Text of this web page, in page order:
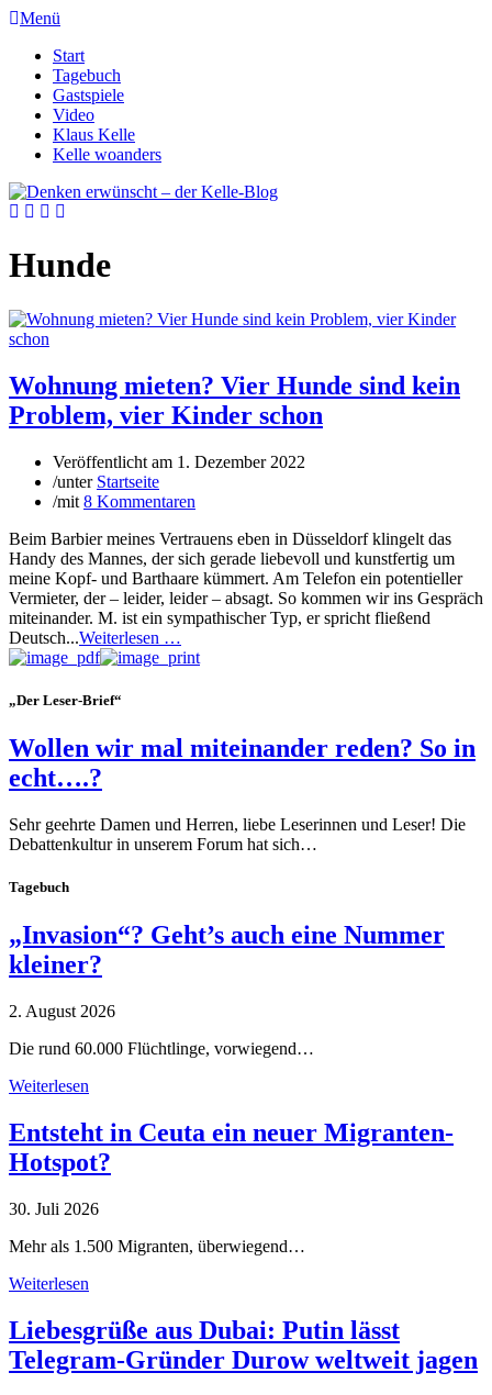
Menü
Start
Tagebuch
Gastspiele
Video
Klaus Kelle
Kelle woanders
Hunde
Wohnung mieten? Vier Hunde sind kein
Problem, vier Kinder schon
Veröffentlicht am 1. Dezember 2022
/unter Startseite
/mit 8 Kommentaren
Beim Barbier meines Vertrauens eben in Düsseldorf klingelt das
Handy des Mannes, der sich gerade liebevoll und kunstfertig um
meine Kopf- und Barthaare kümmert. Am Telefon ein potentieller
Vermieter, der – leider, leider – absagt. So kommen wir ins Gespräch
miteinander. M. ist ein sympathischer Typ, er spricht fließend
Deutsch...Weiterlesen …
„Der Leser-Brief“
Wollen wir mal miteinander reden? So in
echt….?
Sehr geehrte Damen und Herren, liebe Leserinnen und Leser! Die
Debattenkultur in unserem Forum hat sich…
Tagebuch
„Invasion“? Geht’s auch eine Nummer
kleiner?
2. August 2026
Die rund 60.000 Flüchtlinge, vorwiegend…
Weiterlesen
Entsteht in Ceuta ein neuer Migranten-
Hotspot?
30. Juli 2026
Mehr als 1.500 Migranten, überwiegend…
Weiterlesen
Liebesgrüße aus Dubai: Putin lässt
Telegram-Gründer Durow weltweit jagen